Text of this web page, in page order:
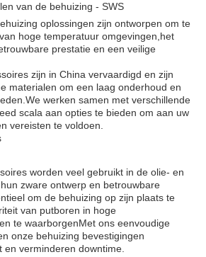
van de behuizing - SWS
oplossingen zijn ontworpen om te
hoge temperatuur omgevingen,het
prestatie en een veilige
zijn in China vervaardigd en zijn
materialen om een laag onderhoud en
werken samen met verschillende
scala aan opties te bieden om aan uw
vereisten te voldoen.
worden veel gebruikt in de olie- en
zware ontwerp en betrouwbare
om de behuizing op zijn plaats te
van putboren in hoge
te waarborgenMet ons eenvoudige
onze behuizing bevestigingen
verminderen downtime.